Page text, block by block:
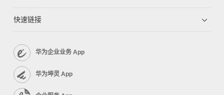
快速链接
华为企业业务 App
华为坤灵 App